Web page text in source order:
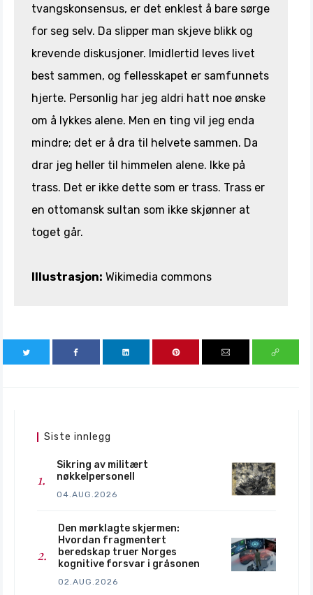
tvangskonsensus, er det enklest å bare sørge
for seg selv. Da slipper man skjeve blikk og
krevende diskusjoner. Imidlertid leves livet
best sammen, og fellesskapet er samfunnets
hjerte. Personlig har jeg aldri hatt noe ønske
om å lykkes alene. Men en ting vil jeg enda
mindre; det er å dra til helvete sammen. Da
drar jeg heller til himmelen alene. Ikke på
trass. Det er ikke dette som er trass. Trass er
en ottomansk sultan som ikke skjønner at
toget går.
Illustrasjon: Wikimedia commons
Siste innlegg
Sikring av militært
nøkkelpersonell
04.AUG.2026
Den mørklagte skjermen:
Hvordan fragmentert
beredskap truer Norges
kognitive forsvar i gråsonen
02.AUG.2026